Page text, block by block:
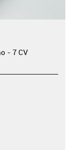
- 7 CV